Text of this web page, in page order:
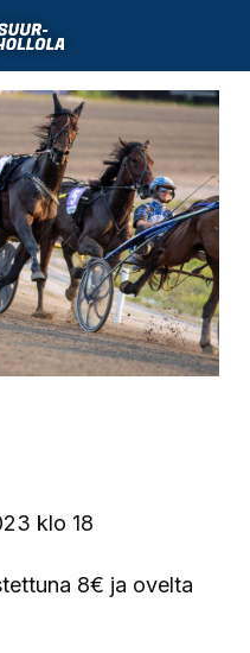
klo 18
8€ ja ovelta